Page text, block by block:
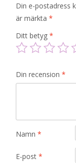
Din e-postadress
är märkta *
Ditt betyg *
Din recension *
Namn *
E-post *